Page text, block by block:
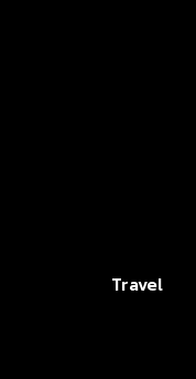
Travel